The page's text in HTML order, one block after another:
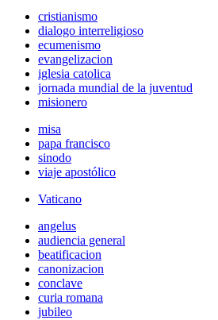
cristianismo
dialogo interreligioso
ecumenismo
evangelizacion
iglesia catolica
jornada mundial de la juventud
misionero
misa
papa francisco
sinodo
viaje apostólico
Vaticano
angelus
audiencia general
beatificacion
canonizacion
conclave
curia romana
jubileo